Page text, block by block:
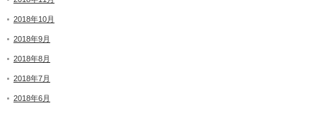
2018年10月
2018年9月
2018年8月
2018年7月
2018年6月